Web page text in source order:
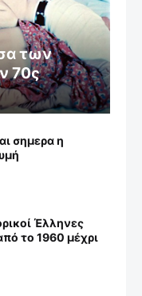
των
70ς
σημερα η
Έλληνες
το 1960 μέχρι